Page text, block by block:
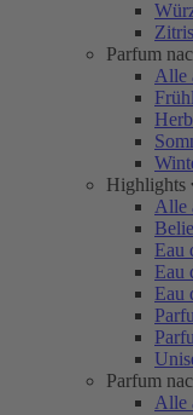
Parfum
Alle
Highlights
Alle
Eau
Eau
Eau
Parfum
Alle